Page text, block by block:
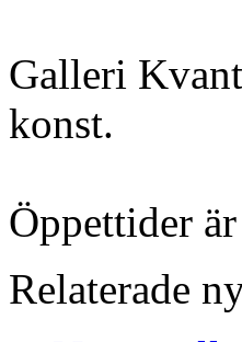
Galleri
konst.
Öppettider
Relaterade